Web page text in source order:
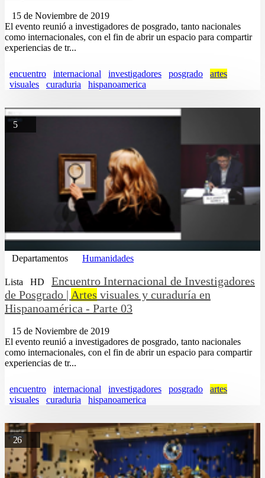
15 de Noviembre de 2019
El evento reunió a investigadores de posgrado, tanto nacionales
como internacionales, con el fin de abrir un espacio para compartir
experiencias de tr...
encuentro internacional investigadores posgrado
artes
visuales
curaduria hispanoamerica
5
Departamentos Humanidades
Lista HD
Encuentro Internacional de Investigadores
de Posgrado | Artes visuales y curaduría en
Hispanoamérica - Parte 03
15 de Noviembre de 2019
El evento reunió a investigadores de posgrado, tanto nacionales
como internacionales, con el fin de abrir un espacio para compartir
experiencias de tr...
encuentro internacional investigadores posgrado
artes
visuales
curaduria hispanoamerica
26